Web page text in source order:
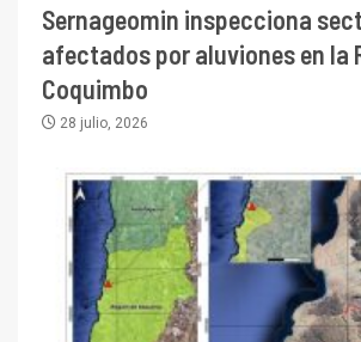
Sernageomin inspecciona
afectados por aluviones en la
Coquimbo
28 julio, 2026